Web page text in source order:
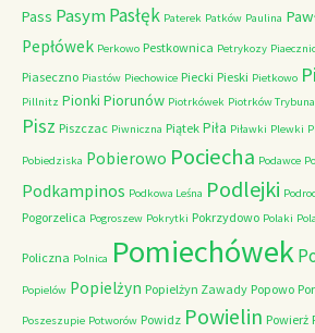
Pass PasymPasłęk Paterek Patków Paulina
Pepłówek Perkowo Pestkownica Petrykozy
Piaseczno Piastów Piechowice Piecki Pieski Pietkowo
Pillnitz Pionki Piorunów Piotrkówek Piotrków
Pisz Piszczac Piwniczna Piątek Piła Piławki Plewki
Pobiedziska Pobierowo Pociecha Podawce
Podkampinos Podkowa Leśna Podlejki
Pogorzelica Pogroszew Pokrytki Pokrzydowo Polaki
Policzna Polnica Pomiechówek
Popielów Popielżyn Popielżyn Zawady Popowo
Poszeszupie Potworów Powidz Powielin Powierż